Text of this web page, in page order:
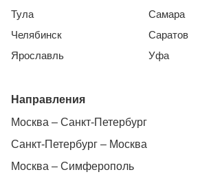
Тула
Челябинск
Ярославль
Самара
Саратов
Уфа
Направления
Москва – Санкт-Петербург
Санкт-Петербург – Москва
Москва – Симферополь